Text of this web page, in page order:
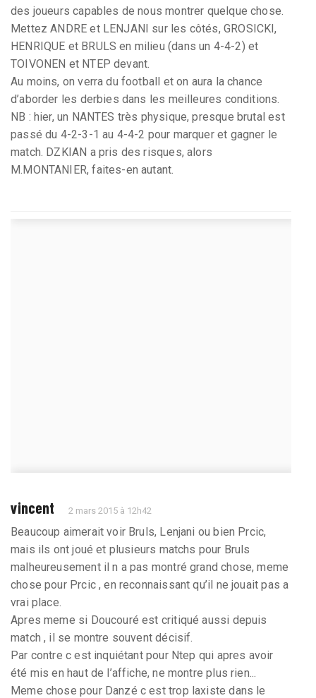
des joueurs capables de nous montrer quelque chose.
Mettez ANDRE et LENJANI sur les côtés, GROSICKI,
HENRIQUE et BRULS en milieu (dans un 4-4-2) et
TOIVONEN et NTEP devant.
Au moins, on verra du football et on aura la chance
d’aborder les derbies dans les meilleures conditions.
NB : hier, un NANTES très physique, presque brutal est
passé du 4-2-3-1 au 4-4-2 pour marquer et gagner le
match. DZKIAN a pris des risques, alors
M.MONTANIER, faites-en autant.
vincent 2 mars 2015 à 12h42
Beaucoup aimerait voir Bruls, Lenjani ou bien Prcic,
mais ils ont joué et plusieurs matchs pour Bruls
malheureusement il n a pas montré grand chose, meme
chose pour Prcic , en reconnaissant qu’il ne jouait pas a
vrai place.
Apres meme si Doucouré est critiqué aussi depuis
match , il se montre souvent décisif.
Par contre c est inquiétant pour Ntep qui apres avoir
été mis en haut de l’affiche, ne montre plus rien...
Meme chose pour Danzé c est trop laxiste dans le